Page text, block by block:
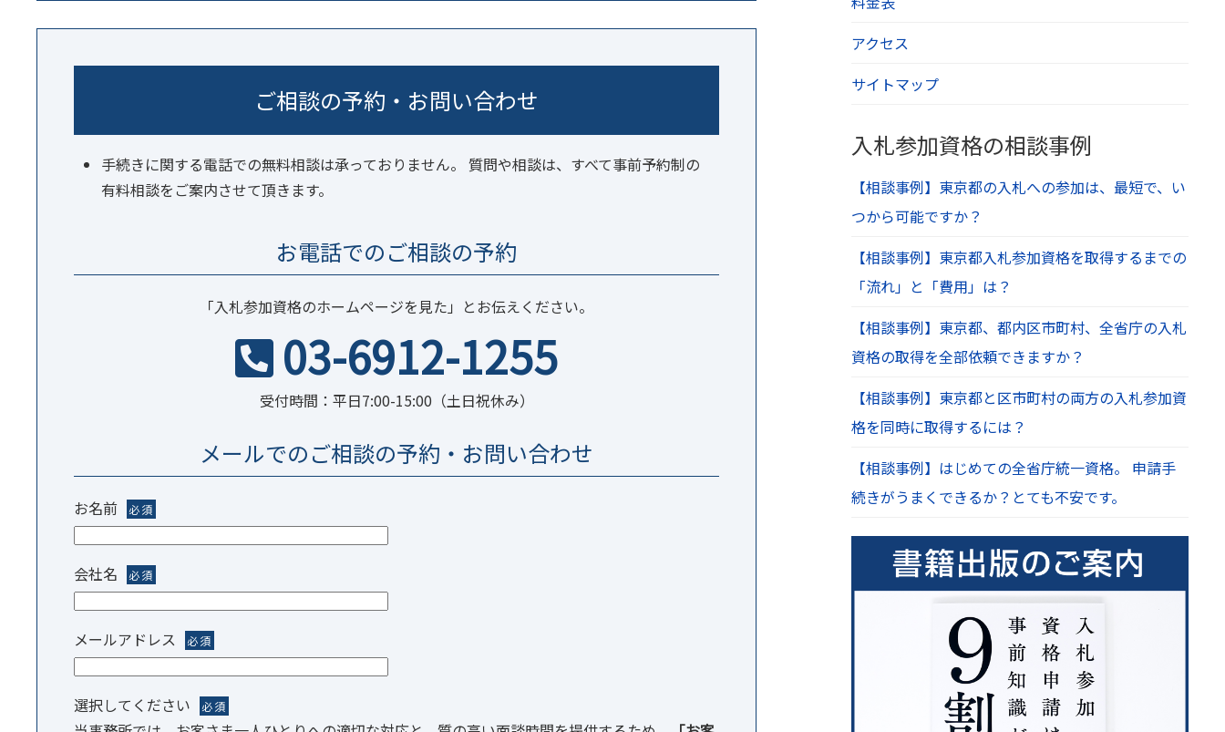
ご相談の予約・お問い合わせ
手続きに関する電話での無料相談は承っておりません。 質問や相談は、すべて事前予約制の
有料相談をご案内させて頂きます。
お電話でのご相談の予約
「入札参加資格のホームページを見た」とお伝えください。
03-6912-1255
受付時間：平日7:00-15:00（土日祝休み）
メールでのご相談の予約・お問い合わせ
お名前 必須
会社名 必須
メールアドレス 必須
選択してください 必須
アクセス
サイトマップ
入札参加資格の相談事例
【相談事例】東京都の入札への参加は、最短で、い
つから可能ですか？
【相談事例】東京都入札参加資格を取得するまでの
「流れ」と「費用」は？
【相談事例】東京都、都内区市町村、全省庁の入札
資格の取得を全部依頼できますか？
【相談事例】東京都と区市町村の両方の入札参加資
格を同時に取得するには？
【相談事例】はじめての全省庁統一資格。 申請手
続きがうまくできるか？とても不安です。